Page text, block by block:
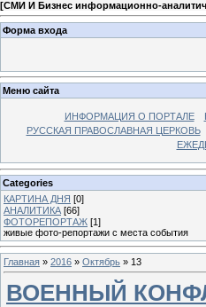
[СМИ И Бизнес информационно-
Форма входа
Меню сайта
ИНФОРМАЦИЯ О ПОРТАЛЕ
РУССКАЯ ПРАВОСЛАВНАЯ ЦЕРКОВЬ
Categories
КАРТИНА ДНЯ [0]
АНАЛИТИКА [66]
ФОТОРЕПОРТАЖ [1]
живые фото-репортажи с места события
Главная » 2016 » Октябрь » 13
ВОЕННЫЙ